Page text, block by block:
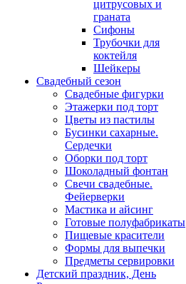
цитрусовых и
граната
Сифоны
Трубочки для
коктейля
Шейкеры
Свадебный сезон
Свадебные фигурки
Этажерки под торт
Цветы из пастилы
Бусинки сахарные.
Сердечки
Оборки под торт
Шоколадный фонтан
Свечи свадебные.
Фейерверки
Мастика и айсинг
Готовые полуфабрикаты
Пищевые красители
Формы для выпечки
Предметы сервировки
Детский праздник, День